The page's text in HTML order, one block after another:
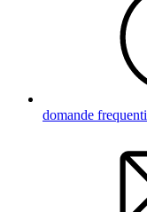
domande frequenti